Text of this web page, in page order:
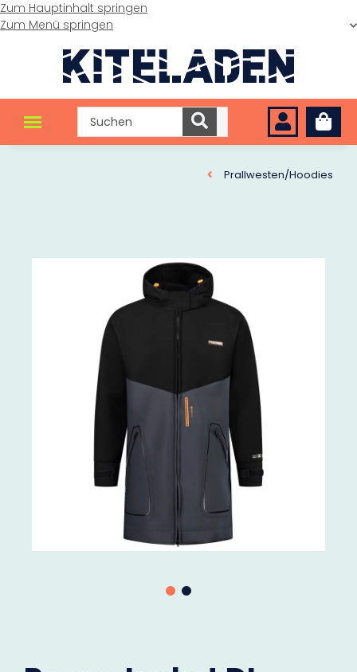
Zum Hauptinhalt springen
Zum Menü springen
Prallwesten/Hoodies